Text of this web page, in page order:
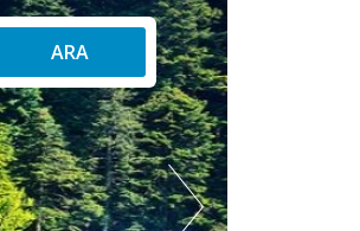
ARA